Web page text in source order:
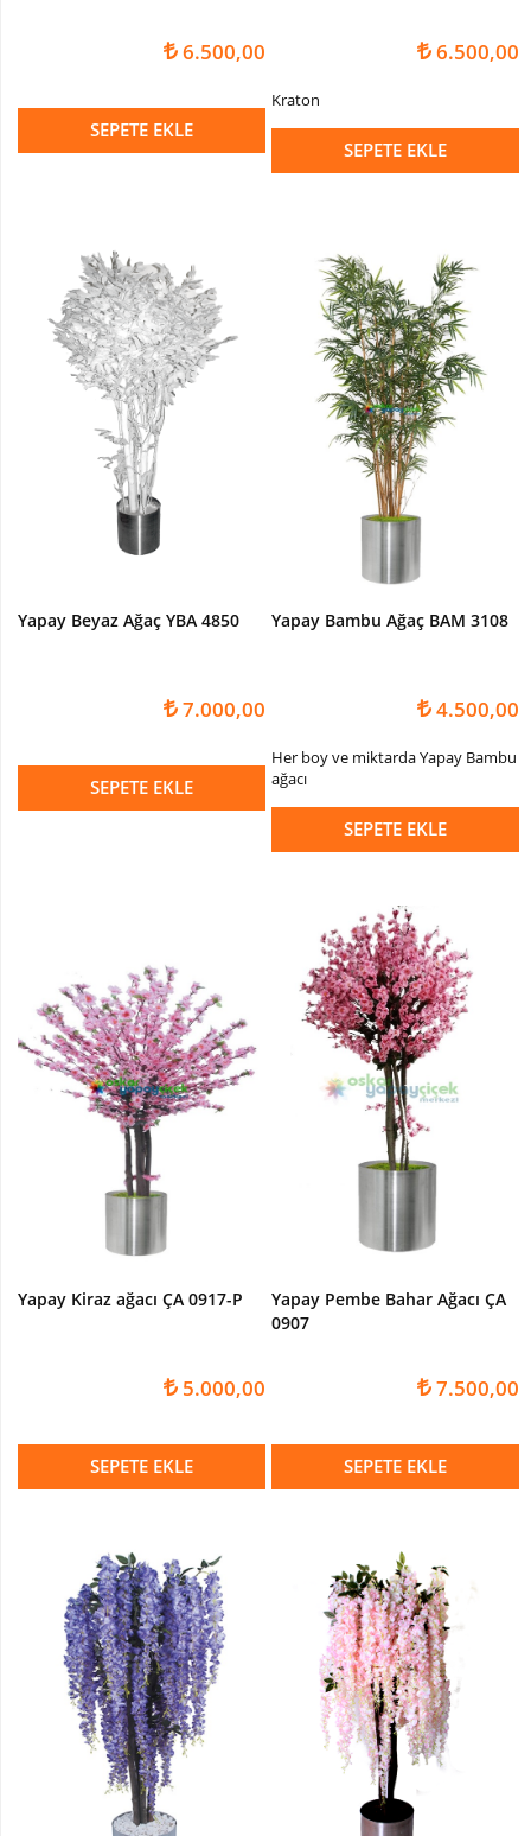
6.500,00
SEPETE EKLE
6.500,00
Kraton
SEPETE EKLE
Yapay Beyaz Ağaç YBA 4850
7.000,00
SEPETE EKLE
Yapay Bambu Ağaç BAM 3108
4.500,00
Her boy ve miktarda Yapay Bambu
ağacı
SEPETE EKLE
Yapay Kiraz ağacı ÇA 0917-P
5.000,00
SEPETE EKLE
Yapay Pembe Bahar Ağacı ÇA
0907
7.500,00
SEPETE EKLE